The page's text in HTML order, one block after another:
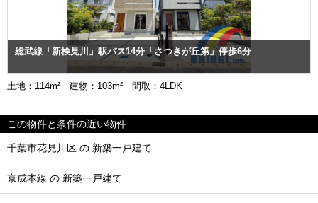
総武線「新検見川」駅バス14分「さつきが丘第」停歩6分
土地：114m² 建物：103m² 間取：4LDK
この物件と条件の近い物件
千葉市花見川区 の 新築一戸建て
京成本線 の 新築一戸建て